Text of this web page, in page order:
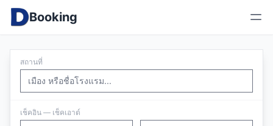
Booking
สถานที่
เช็คอิน — เช็คเอาต์